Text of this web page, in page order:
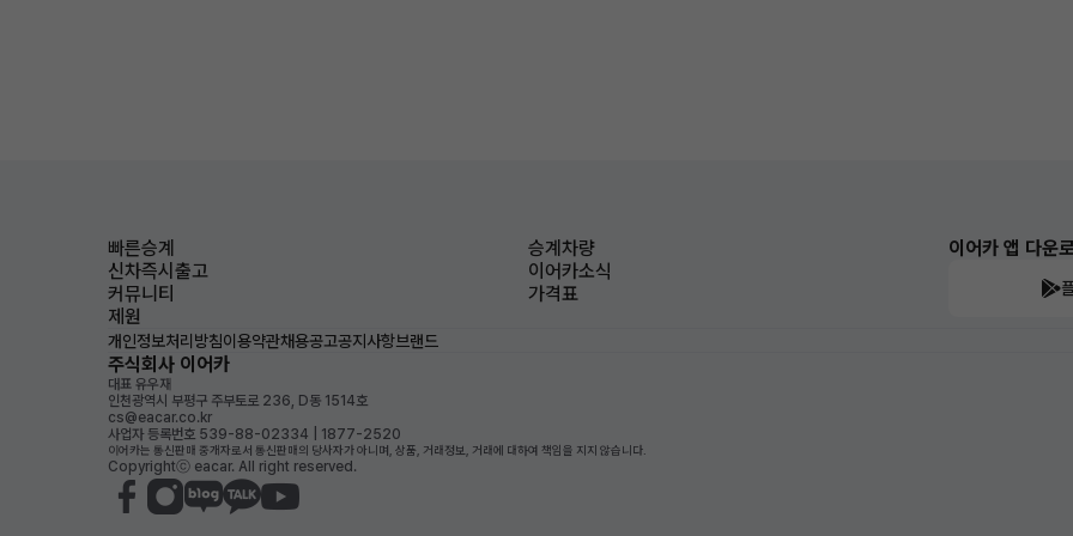
빠른승계
승계차량
신차즉시출고
이어카소식
커뮤니티
가격표
제원
이어카 앱 다운
개인정보처리방침이용약관채용공고공지사항브랜드
주식회사 이어카
대표 유우재
인천광역시 부평구 주부토로 236, D동 1514호
cs@eacar.co.kr
사업자 등록번호 539-88-02334 | 1877-2520
이어카는 통신판매 중개자로서 통신판매의 당사자가 아니며, 상품, 거래정보, 거래에 대하여 책임을 지지 않습니다.
Copyrightⓒ eacar. All right reserved.